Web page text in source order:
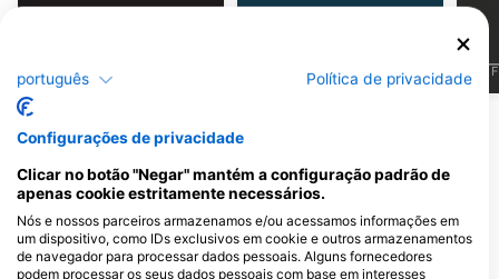
J M A M J N F
Centros de Mergulho que atendem a
este Ponto de Mergulho
português Política de privacidade
Configurações de privacidade
Clicar no botão "Negar" mantém a configuração padrão de
apenas cookie estritamente necessários.
Nós e nossos parceiros armazenamos e/ou acessamos informações em
um dispositivo, como IDs exclusivos em cookie e outros armazenamentos
de navegador para processar dados pessoais. Alguns fornecedores
podem processar os seus dados pessoais com base em interesses